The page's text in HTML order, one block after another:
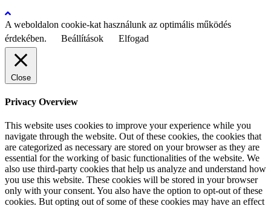
A weboldalon cookie-kat használunk az optimális működés
érdekében.
Beállítások Elfogad
Close
Privacy Overview
This website uses cookies to improve your experience while you
navigate through the website. Out of these cookies, the cookies that
are categorized as necessary are stored on your browser as they are
essential for the working of basic functionalities of the website. We
also use third-party cookies that help us analyze and understand how
you use this website. These cookies will be stored in your browser
only with your consent. You also have the option to opt-out of these
cookies. But opting out of some of these cookies may have an effect